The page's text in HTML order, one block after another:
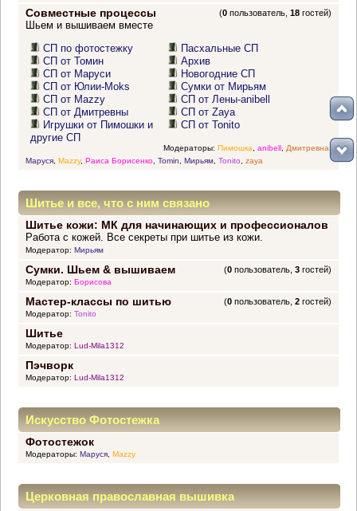
Совместные процессы (0 пользователь,18 гостей)
Шьем и вышиваем вместе
СП по фотостежку
СП от Томин
СП от Маруси
СП от Юлии-Moks
СП от Mazzy
СП от Дмитревны
Игрушки от Пимошки и
другие СП
Пасхальные СП
Архив
Новогодние СП
Сумки от Мирьям
СП от Лены-anibell
СП от Zaya
СП от Tonito
Модераторы: Пимошка anibell, Дмитревна ,
Маруся, Mazzy, Раиса Борисенко, Tomin Мирьям, Tonito zaya
Шитье и все, что с ним связано
Шитье кожи: МК для начинающих и профессионалов
Работа с кожей. Все секреты при шитье из кожи.
Модератор: Мирьям
Сумки. Шьем & вышиваем (0 пользователь,3 гостей)
Модератор: Борисова
Мастер-классы по шитью (0 пользователь,2 гостей)
Модератор: Tonito
Шитье
Модератор: Lud-Mila1312
Пэчворк
Модератор: Lud-Mila1312
Искусство Фотостежка
Фотостежок
Модераторы: Маруся, Mazzy
Церковная православная вышивка